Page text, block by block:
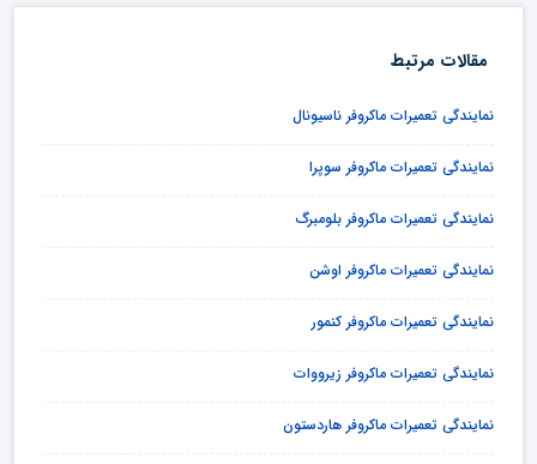
مقالات مرتبط
نمایندگی تعمیرات ماکروفر ناسیونال
نمایندگی تعمیرات ماکروفر سوپرا
نمایندگی تعمیرات ماکروفر بلومبرگ
نمایندگی تعمیرات ماکروفر اوشن
نمایندگی تعمیرات ماکروفر کنمور
نمایندگی تعمیرات ماکروفر زیرووات
نمایندگی تعمیرات ماکروفر هاردستون